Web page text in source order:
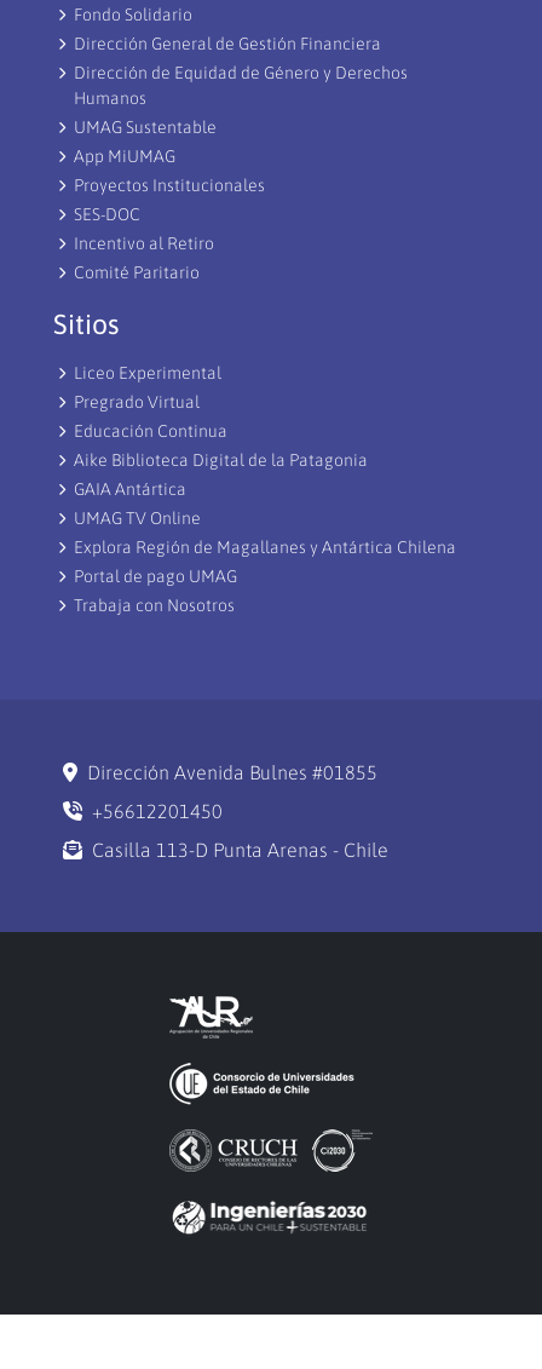
Fondo Solidario
Dirección General de Gestión Financiera
Dirección de Equidad de Género y Derechos
Humanos
UMAG Sustentable
App MiUMAG
Proyectos Institucionales
SES-DOC
Incentivo al Retiro
Comité Paritario
Sitios
Liceo Experimental
Pregrado Virtual
Educación Continua
Aike Biblioteca Digital de la Patagonia
GAIA Antártica
UMAG TV Online
Explora Región de Magallanes y Antártica Chilena
Portal de pago UMAG
Trabaja con Nosotros
Dirección Avenida Bulnes #01855
+56612201450
Casilla 113-D Punta Arenas - Chile